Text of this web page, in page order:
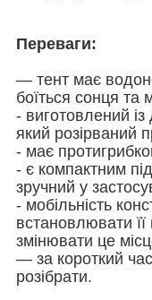
Переваги:
— тент має
боїться сонця та
- виготовлений із
який розірваний
- має
- є компактним
зручний у
- мобільність
встановлювати її
змінювати це
— за короткий
розібрати.